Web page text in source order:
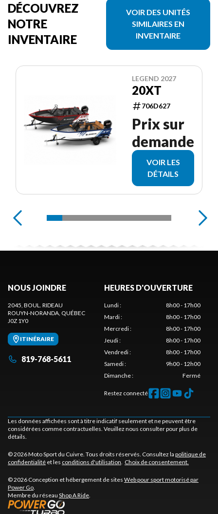
DÉCOUVREZ
NOTRE
INVENTAIRE
VOIR DES UNITÉS
SIMILAIRES EN
INVENTAIRE
LEGEND 2027
20XT
706D627
Prix sur
demande
VOIR LES
DÉTAILS
NOUS JOINDRE
2045, BOUL. RIDEAU
ROUYN-NORANDA , QUÉBEC
J0Z 1Y0
ITINÉRAIRE
819-768-5611
HEURES D'OUVERTURE
Lundi:
8h00 - 17h00
Mardi:
8h00 - 17h00
Mercredi:
8h00 - 17h00
Jeudi:
8h00 - 17h00
Vendredi:
8h00 - 17h00
Samedi:
9h00 - 12h00
Dimanche: Fermé
Restez connecté
Les données affichées sont à titre indicatif seulement et ne peuvent être
considérées comme contractuelles. Veuillez nous consulter pour plus de
détails.
© 2026 Moto Sport du Cuivre. Tous droits réservés. Consultez la politique de
confidentialité et les conditions d'utilisation Choix de consentement.
© 2026 Conception et hébergement de sites Web pour sport motorisé par
Power Go
Membre du réseau Shop A Ride